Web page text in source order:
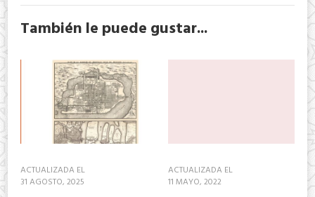
También le puede gustar...
ACTUALIZADA EL
31 AGOSTO, 2025
ACTUALIZADA EL
11 MAYO, 2022